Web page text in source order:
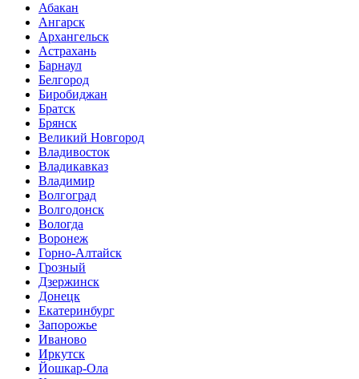
Абакан
Ангарск
Архангельск
Астрахань
Барнаул
Белгород
Биробиджан
Братск
Брянск
Великий Новгород
Владивосток
Владикавказ
Владимир
Волгоград
Волгодонск
Вологда
Воронеж
Горно-Алтайск
Грозный
Дзержинск
Донецк
Екатеринбург
Запорожье
Иваново
Иркутск
Йошкар-Ола